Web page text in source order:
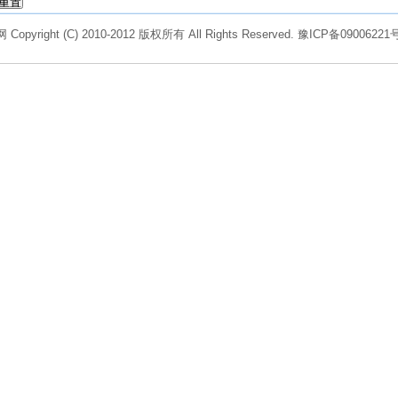
Copyright (C) 2010-2012 版权所有 All Rights Reserved.豫ICP备09006221